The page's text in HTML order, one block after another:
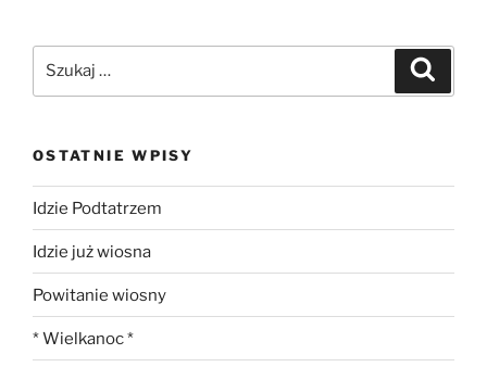
OSTATNIE WPISY
Idzie Podtatrzem
Idzie już wiosna
Powitanie wiosny
* Wielkanoc *